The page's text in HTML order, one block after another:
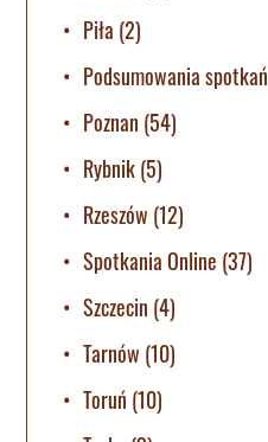
Piła (2)
Podsumowania spotkań
Poznan (54)
Rybnik(5)
Rzeszów (12)
Spotkania Online (37)
Szczecin (4)
Tarnów (10)
Toruń (10)